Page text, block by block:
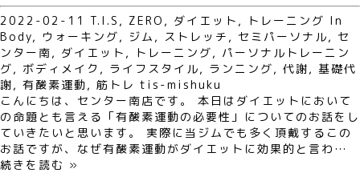
2022-02-11
T.I.S , ZERO , ダイエット , トレーニング In
Body, ウォーキング, ジム , ストレッチ , セミパーソナル, セ
ンター南, ダイエット , トレーニング, パーソナルトレーニン
グ, ボディメイク , ライフスタイル, ランニング, 代謝, 基礎代
謝, 有酸素運動, 筋トレ tis-mishuku
こんにちは、センター南店です。 本日はダイエットにおいて
の命題とも言える「有酸素運動の必要性」についてのお話をし
ていきたいと思います。 実際に当ジムでも多く頂戴するこの
お話ですが、なぜ有酸素運動がダイエットに効果的と言わ…
続きを読む »